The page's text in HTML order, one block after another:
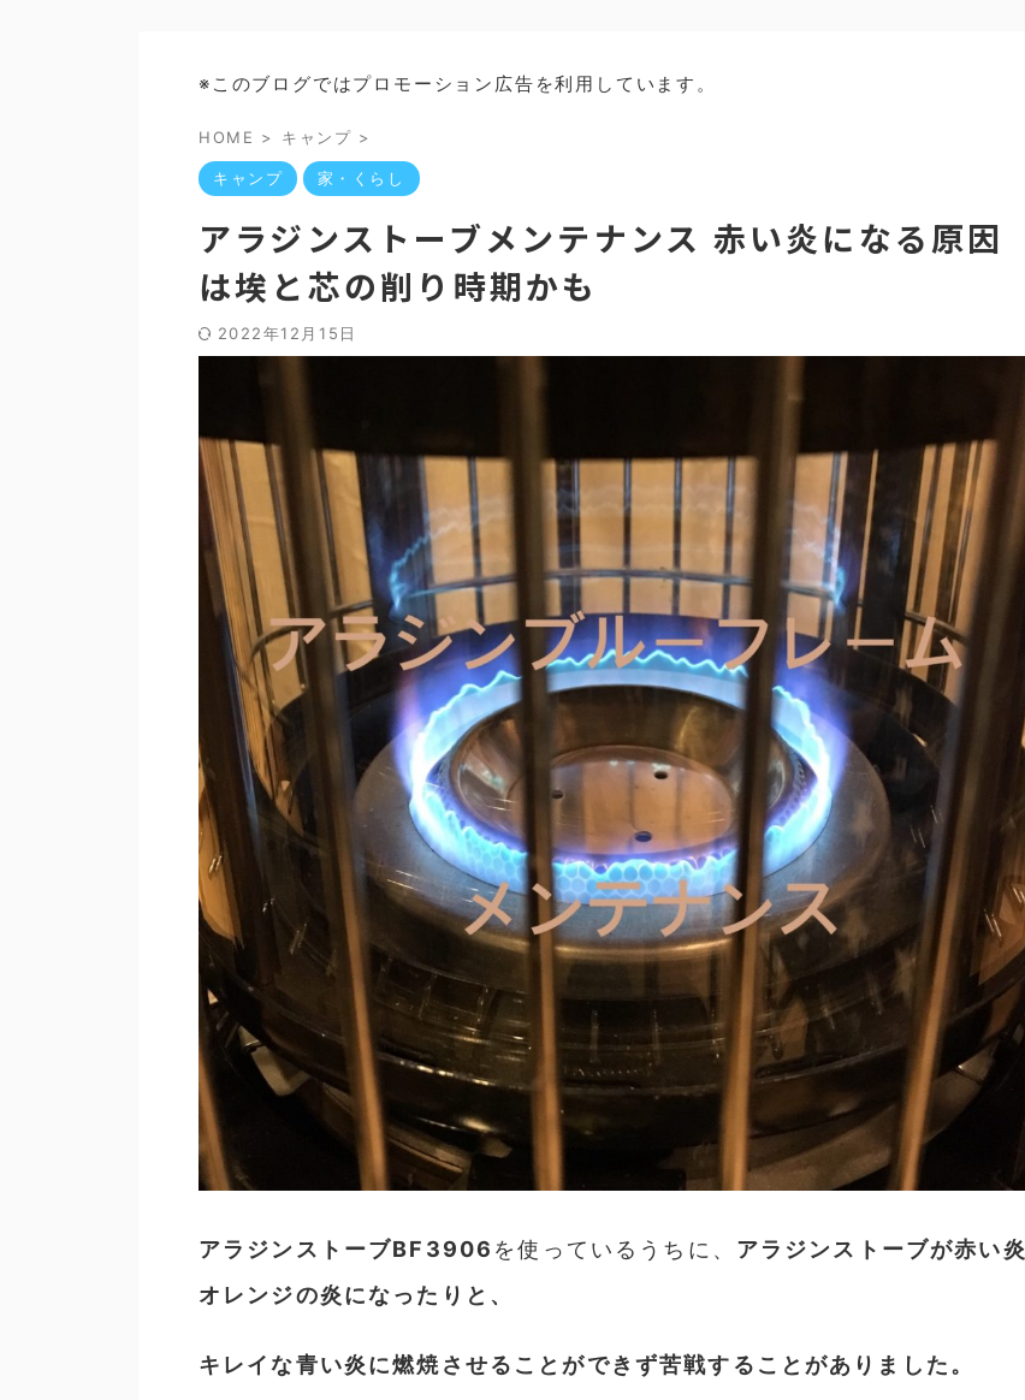
※このブログではプロモーション広告を利用しています。
HOME > キャンプ >
キャンプ 家・くらし
アラジンストーブメンテナンス 赤い炎になる原因
は埃と芯の削り時期かも
2022年12月15日
アラジンストーブBF3906 を使っているうちに、 アラジンストーブが赤い炎
オレンジの炎になったり と、
キレイな青い炎に燃焼させることができず苦戦することがありました。